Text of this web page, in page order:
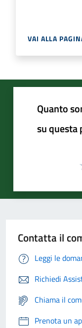
VAI ALLA
Quanto
su questa
Contatta il
Leggi le
Richiedi
Chiama il
Prenota un